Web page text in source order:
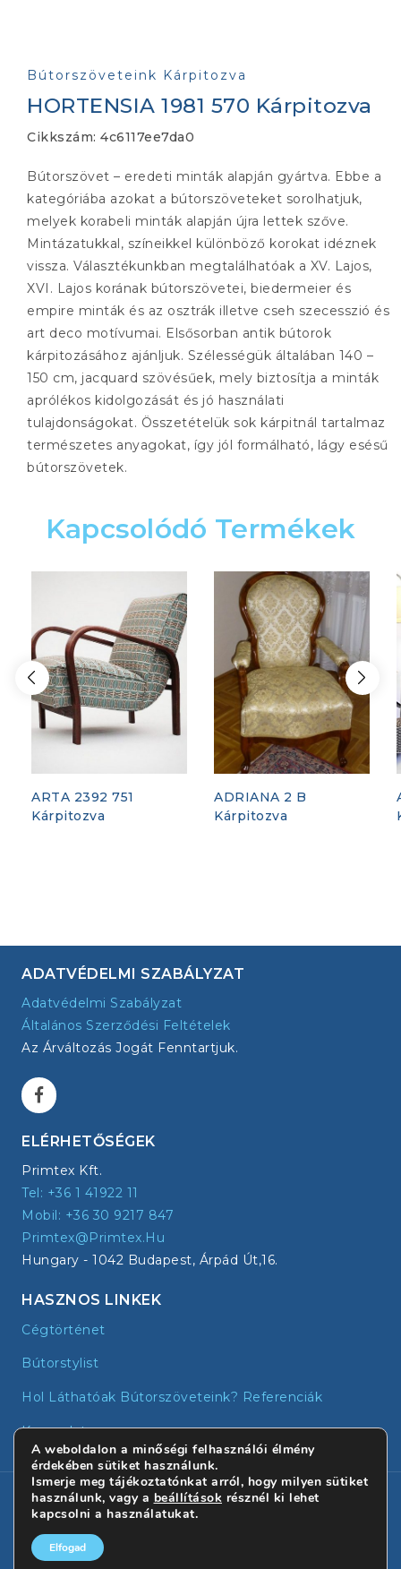
Bútorszöveteink Kárpitozva
HORTENSIA 1981 570 Kárpitozva
Cikkszám: 4c6117ee7da0
Bútorszövet – eredeti minták alapján gyártva. Ebbe a
kategóriába azokat a bútorszöveteket sorolhatjuk,
melyek korabeli minták alapján újra lettek szőve.
Mintázatukkal, színeikkel különböző korokat idéznek
vissza. Választékunkban megtalálhatóak a XV. Lajos,
XVI. Lajos korának bútorszövetei, biedermeier és
empire minták és az osztrák illetve cseh szecesszió és
art deco motívumai. Elsősorban antik bútorok
kárpitozásához ajánljuk. Szélességük általában 140 –
150 cm, jacquard szövésűek, mely biztosítja a minták
aprólékos kidolgozását és jó használati
tulajdonságokat. Összetételük sok kárpitnál tartalmaz
természetes anyagokat, így jól formálható, lágy esésű
bútorszövetek.
Kapcsolódó Termékek
ARTA 2392 751
Kárpitozva
ADRIANA 2 B
Kárpitozva
ADATVÉDELMI SZABÁLYZAT
Adatvédelmi Szabályzat
Általános Szerződési Feltételek
Az Árváltozás Jogát Fenntartjuk.
ELÉRHETŐSÉGEK
Primtex Kft.
Tel: +36 1 41922 11
Mobil: +36 30 9217 847
Primtex@primtex.hu
Hungary - 1042 Budapest, Árpád Út,16.
HASZNOS LINKEK
Cégtörténet
Bútorstylist
Hol Láthatóak Bútorszöveteink? Referenciák
Kapcsolat
© 2026 - Primtex | Minden jog fenntartva!
A weboldalon a minőségi felhasználói élmény
érdekében sütiket használunk.
Ismerje meg tájékoztatónkat arról, hogy milyen sütiket
használunk, vagy a beállítások résznél ki lehet
kapcsolni a használatukat.
Elfogad